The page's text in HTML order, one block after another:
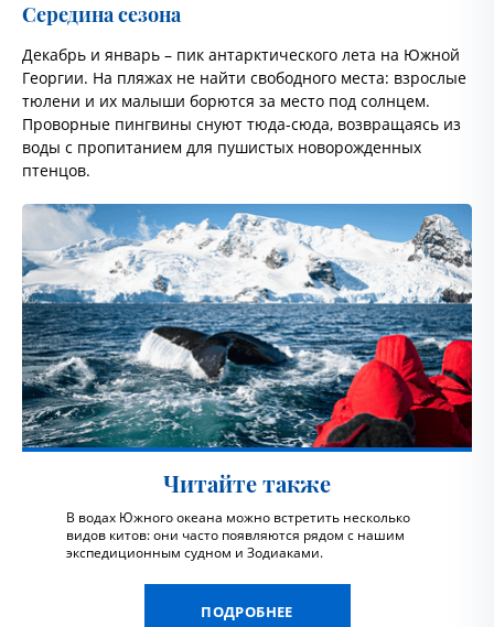
Середина сезона
Декабрь и январь – пик антарктического лета на Южной
Георгии. На пляжах не найти свободного места: взрослые
тюлени и их малыши борются за место под солнцем.
Проворные пингвины снуют тюда-сюда, возвращаясь из
воды с пропитанием для пушистых новорожденных
птенцов.
Читайте также
В водах Южного океана можно встретить несколько
видов китов: они часто появляются рядом с нашим
экспедиционным судном и Зодиаками.
ПОДРОБНЕЕ